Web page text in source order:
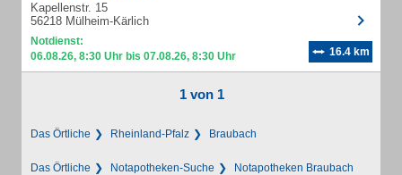
Kapellenstr. 15
56218 Mülheim-Kärlich
Notdienst:
06.08.26, 8:30 Uhr bis 07.08.26, 8:30 Uhr
16.4 km
1 von 1
Das Örtliche Rheinland-Pfalz Braubach
Das Örtliche Notapotheken-Suche Notapotheken Braubach